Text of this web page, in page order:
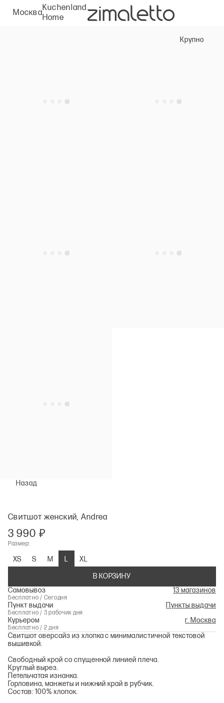
Москва
Kuchenland
Home
Крупно
Назад
Свитшот женский, Andrea
3 990 ₽
Размер:
XS S M L
XL
В КОРЗИНУ
Самовывоз
13 магазинов
Бесплатно / Сегодня
Пункт выдачи Пункты выдачи
Бесплатно / 3 рабочих дня
Курьером г. Москва
Бесплатно / 2 дня
Свитшот оверсайз из хлопка с минималистичной текстовой
вышивкой.
Свободный крой со спущенной линией плеча.
Круглый вырез.
Петельчатая изнанка.
Горловина, манжеты и нижний край в рубчик.
Состав: 100% хлопок.